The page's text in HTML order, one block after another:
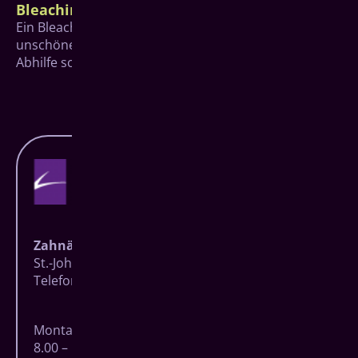
Bleaching
Ein Bleaching, also das Aufhellen der Zähne, kann bei
unschönen gelblichen oder gräulichen Verfärbungen
Abhilfe schaffen.
Zahnärzte Baumgarten
St.-Johann-Straße 27 | 57074 Siegen
Telefon
Montag – Donnerstag
8.00 – 18.00 Uhr